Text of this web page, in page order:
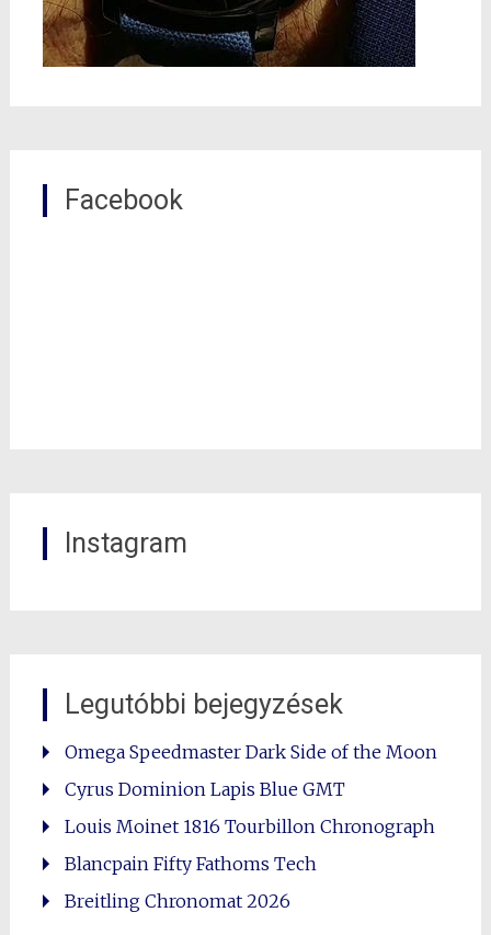
Facebook
Instagram
Legutóbbi bejegyzések
Omega Speedmaster Dark Side of the Moon
Cyrus Dominion Lapis Blue GMT
Louis Moinet 1816 Tourbillon Chronograph
Blancpain Fifty Fathoms Tech
Breitling Chronomat 2026